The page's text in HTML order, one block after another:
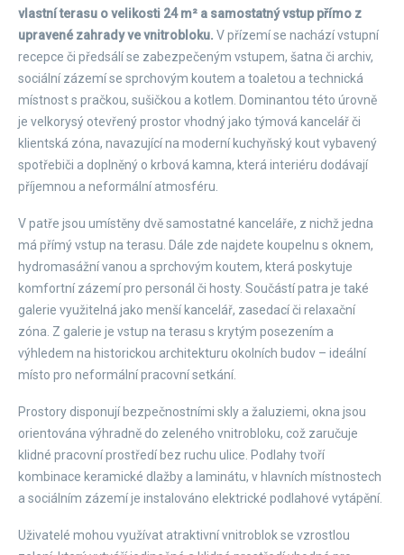
vlastní terasu o velikosti 24 m² a samostatný vstup přímo z
upravené zahrady ve vnitrobloku. V přízemí se nachází vstupní
recepce či předsálí se zabezpečeným vstupem, šatna či archiv,
sociální zázemí se sprchovým koutem a toaletou a technická
místnost s pračkou, sušičkou a kotlem. Dominantou této úrovně
je velkorysý otevřený prostor vhodný jako týmová kancelář či
klientská zóna, navazující na moderní kuchyňský kout vybavený
spotřebiči a doplněný o krbová kamna, která interiéru dodávají
příjemnou a neformální atmosféru.
V patře jsou umístěny dvě samostatné kanceláře, z nichž jedna
má přímý vstup na terasu. Dále zde najdete koupelnu s oknem,
hydromasážní vanou a sprchovým koutem, která poskytuje
komfortní zázemí pro personál či hosty. Součástí patra je také
galerie využitelná jako menší kancelář, zasedací či relaxační
zóna. Z galerie je vstup na terasu s krytým posezením a
výhledem na historickou architekturu okolních budov – ideální
místo pro neformální pracovní setkání.
Prostory disponují bezpečnostními skly a žaluziemi, okna jsou
orientována výhradně do zeleného vnitrobloku, což zaručuje
klidné pracovní prostředí bez ruchu ulice. Podlahy tvoří
kombinace keramické dlažby a laminátu, v hlavních místnostech
a sociálním zázemí je instalováno elektrické podlahové vytápění.
Uživatelé mohou využívat atraktivní vnitroblok se vzrostlou